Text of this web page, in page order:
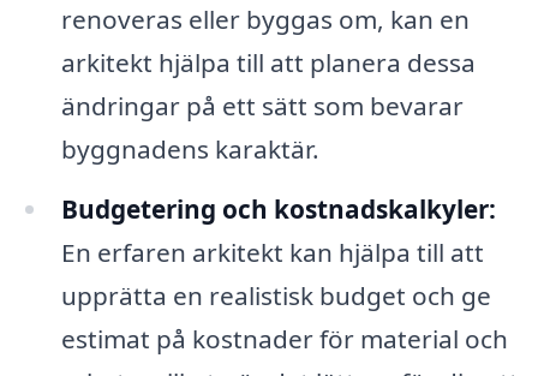
renoveras eller byggas om, kan en
arkitekt hjälpa till att planera dessa
ändringar på ett sätt som bevarar
byggnadens karaktär.
Budgetering och kostnadskalkyler:
En erfaren arkitekt kan hjälpa till att
upprätta en realistisk budget och ge
estimat på kostnader för material och